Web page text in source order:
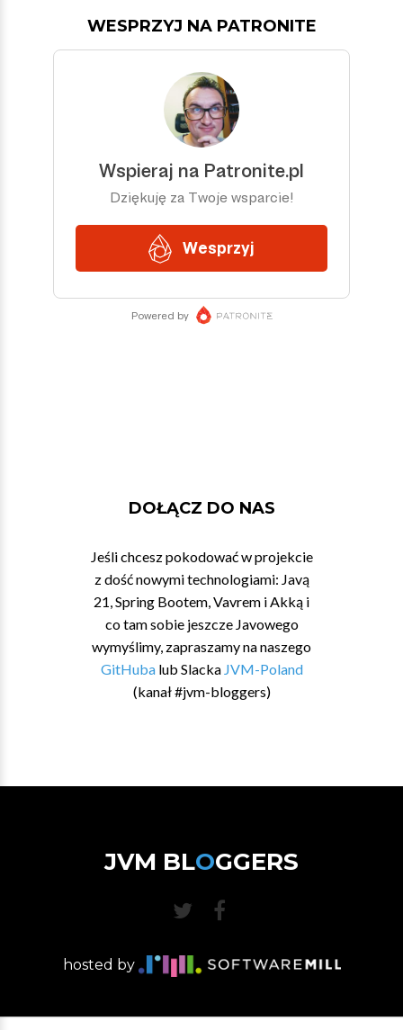
WESPRZYJ NA PATRONITE
DOŁĄCZ DO NAS
Jeśli chcesz pokodować w projekcie
z dość nowymi technologiami: Javą
21, Spring Bootem, Vavrem i Akką i
co tam sobie jeszcze Javowego
wymyślimy, zapraszamy na naszego
GitHubalub Slacka JVM-Poland
(kanał #jvm-bloggers)
JVM BLOGGERS
hosted by